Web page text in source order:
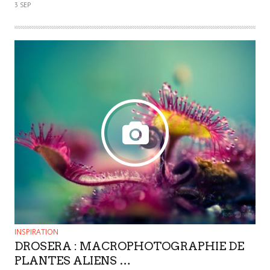
3 SEP
INSPIRATION
DROSERA : MACROPHOTOGRAPHIE DE
PLANTES ALIENS …